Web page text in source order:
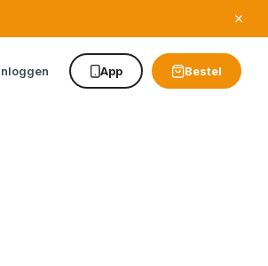
App Bestel